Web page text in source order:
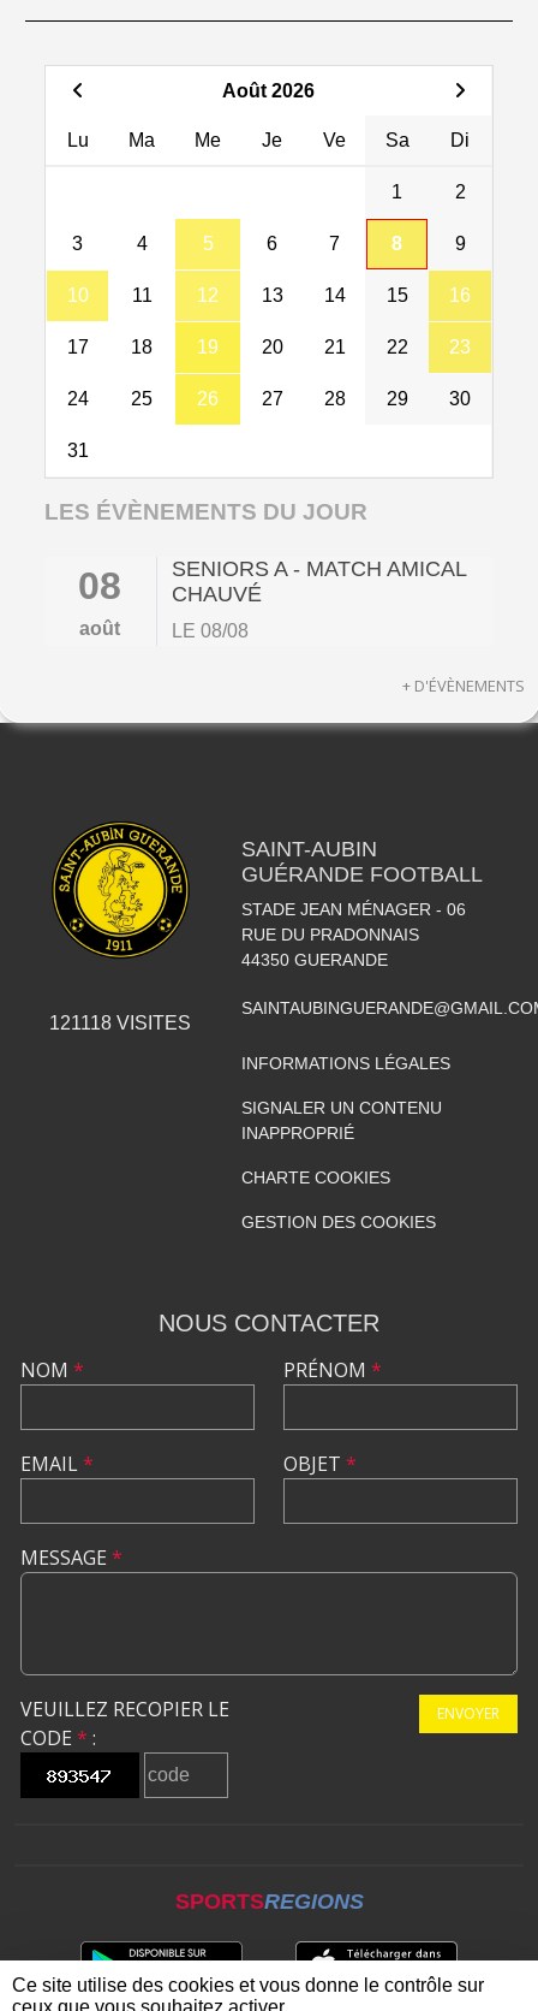
Août 2026
Lu Ma Me Je Ve Sa Di
1 2
3 4 5 6 7 8 9
10 11 12 13 14 15 16
17 18 19 20 21 22 23
24 25 26 27 28 29 30
31
LES ÉVÈNEMENTS DU JOUR
08
août
SENIORS A - MATCH AMICAL
CHAUVÉ
LE 08/08
+ D'ÉVÈNEMENTS
121118 VISITES
SAINT-AUBIN
GUÉRANDE FOOTBALL
STADE JEAN MÉNAGER - 06
RUE DU PRADONNAIS
44350 GUERANDE
INFORMATIONS LÉGALES
SIGNALER UN CONTENU
INAPPROPRIÉ
CHARTE COOKIES
GESTION DES COOKIES
NOUS CONTACTER
NOM *
EMAIL*
PRÉNOM *
OBJET *
MESSAGE *
VEUILLEZ RECOPIER LE
CODE * :
ENVOYER
SPORTSREGIONS
Ce site utilise des cookies et vous donne le contrôle sur
ceux que vous souhaitez activer